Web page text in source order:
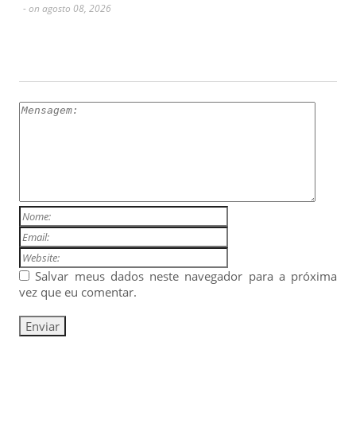
- on agosto 08, 2026
Salvar meus dados neste navegador para a próxima
vez que eu comentar.